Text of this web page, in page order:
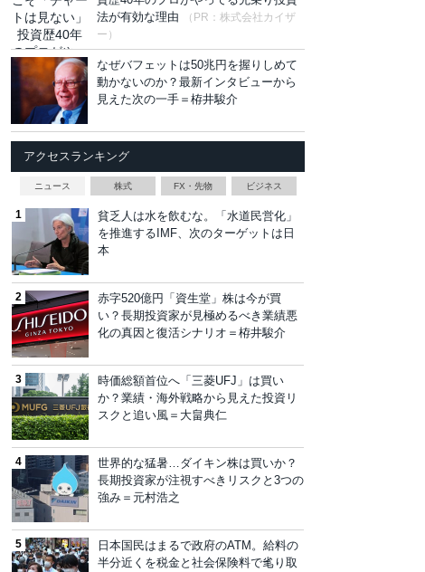
法が有効な理由
（PR：株式会社カイザ
ー）
なぜバフェットは50兆円を握りしめて
動かないのか？最新インタビューから
見えた次の一手＝栫井駿介
アクセスランキング
ニュース 株式 FX・先物 ビジネス
貧乏人は水を飲むな。「水道民営化」
を推進するIMF、次のターゲットは日
本
赤字520億円「資生堂」株は今が買
い？長期投資家が見極めるべき業績悪
化の真因と復活シナリオ＝栫井駿介
時価総額首位へ「三菱UFJ」は買い
か？業績・海外戦略から見えた投資リ
スクと追い風＝大畠典仁
世界的な猛暑…ダイキン株は買いか？
長期投資家が注視すべきリスクと3つの
強み＝元村浩之
日本国民はまるで政府のATM。給料の
半分近くを税金と社会保険料で毟り取